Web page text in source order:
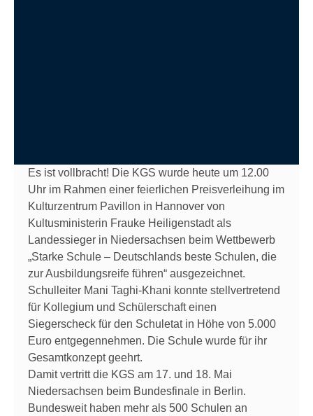
Es ist vollbracht! Die KGS wurde heute um 12.00
Uhr im Rahmen einer feierlichen Preisverleihung im
Kulturzentrum Pavillon in Hannover von
Kultusministerin Frauke Heiligenstadt als
Landessieger in Niedersachsen beim Wettbewerb
„Starke Schule – Deutschlands beste Schulen, die
zur Ausbildungsreife führen“ ausgezeichnet.
Schulleiter Mani Taghi-Khani konnte stellvertretend
für Kollegium und Schülerschaft einen
Siegerscheck für den Schuletat in Höhe von 5.000
Euro entgegennehmen. Die Schule wurde für ihr
Gesamtkonzept geehrt.
Damit vertritt die KGS am 17. und 18. Mai
Niedersachsen beim Bundesfinale in Berlin.
Bundesweit haben mehr als 500 Schulen an